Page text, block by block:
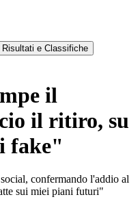
Risultati e Classifiche
il
il ritiro, su
fake"
confermando l'addio al
sui miei piani futuri"